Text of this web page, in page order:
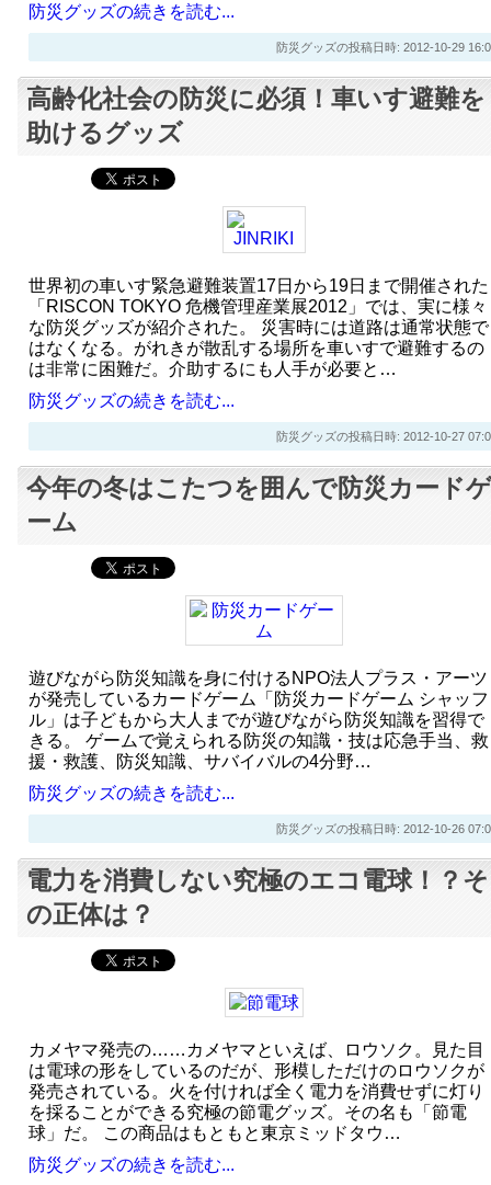
防災グッズの続きを読む...
防災グッズの投稿日時: 2012-10-29
高齢化社会の防災に必須！車いす避難を
助けるグッズ
世界初の車いす緊急避難装置17日から19日まで開催された
「RISCON TOKYO 危機管理産業展2012」では、実に様々
な防災グッズが紹介された。 災害時には道路は通常状態で
はなくなる。がれきが散乱する場所を車いすで避難するの
は非常に困難だ。介助するにも人手が必要と…
防災グッズの続きを読む...
防災グッズの投稿日時: 2012-10-27
今年の冬はこたつを囲んで防災カードゲ
ーム
遊びながら防災知識を身に付けるNPO法人プラス・アーツ
が発売しているカードゲーム「防災カードゲーム シャッフ
ル」は子どもから大人までが遊びながら防災知識を習得で
きる。 ゲームで覚えられる防災の知識・技は応急手当、救
援・救護、防災知識、サバイバルの4分野…
防災グッズの続きを読む...
防災グッズの投稿日時: 2012-10-26
電力を消費しない究極のエコ電球！？そ
の正体は？
カメヤマ発売の……カメヤマといえば、ロウソク。見た目
は電球の形をしているのだが、形模しただけのロウソクが
発売されている。火を付ければ全く電力を消費せずに灯り
を採ることができる究極の節電グッズ。その名も「節電
球」だ。 この商品はもともと東京ミッドタウ…
防災グッズの続きを読む...